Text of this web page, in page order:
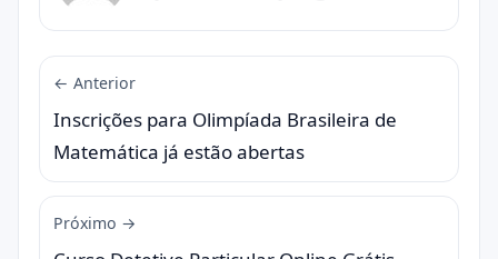
← Anterior
Inscrições para Olimpíada Brasileira de
Matemática já estão abertas
Próximo →